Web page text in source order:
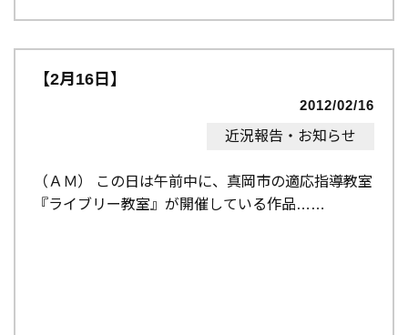
【2月16日】
2012/02/16
近況報告・お知らせ
（ＡＭ） この日は午前中に、真岡市の適応指導教室
『ライブリー教室』が開催している作品…